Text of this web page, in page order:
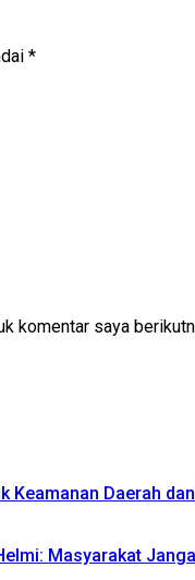
*
komentar saya
Keamanan Daerah
Masyarakat